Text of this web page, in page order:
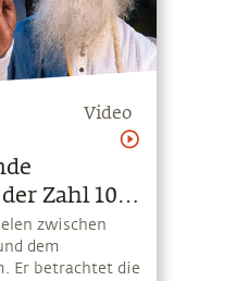
Video
Zahl 108
zwischen
dem
Er betrachtet die